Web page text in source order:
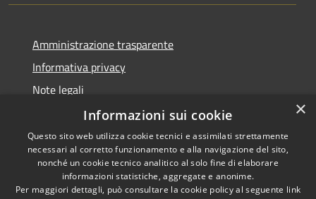
Amministrazione trasparente
Informativa privacy
Note legali
Dichiarazione di accessibilità
RSS
Copyright © 2026 • Comune di
×
Informazioni sui cookie
Questo sito web utilizza cookie tecnici e assimilati strettamente
necessari al corretto funzionamento e alla navigazione del sito,
nonché un cookie tecnico analitico al solo fine di elaborare
informazioni statistiche, aggregate e anonime.
Per maggiori dettagli, può consultare la cookie policy al seguente link